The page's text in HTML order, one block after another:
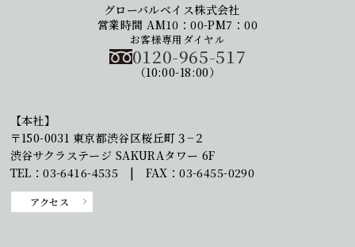
グローバルベイス株式会社
営業時間 AM10：00-PM7：00
お客様専用ダイヤル
0120-965-517
（10:00-18:00）
【本社】
〒150-0031 東京都渋谷区桜丘町３−２
渋谷サクラステージ SAKURAタワー 6F
TEL：03-6416-4535 | FAX：03-6455-0290
アクセス